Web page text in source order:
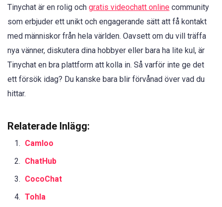
Tinychat är en rolig och gratis videochatt online community
som erbjuder ett unikt och engagerande sätt att få kontakt
med människor från hela världen. Oavsett om du vill träffa
nya vänner, diskutera dina hobbyer eller bara ha lite kul, är
Tinychat en bra plattform att kolla in. Så varför inte ge det
ett försök idag? Du kanske bara blir förvånad över vad du
hittar.
Relaterade Inlägg:
Camloo
ChatHub
CocoChat
Tohla